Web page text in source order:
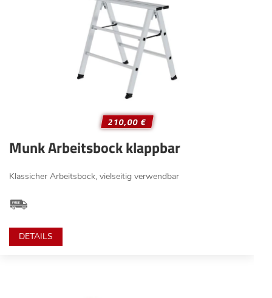
210,00 €
Munk Arbeitsbock klappbar
Klassicher Arbeitsbock, vielseitig verwendbar
DETAILS